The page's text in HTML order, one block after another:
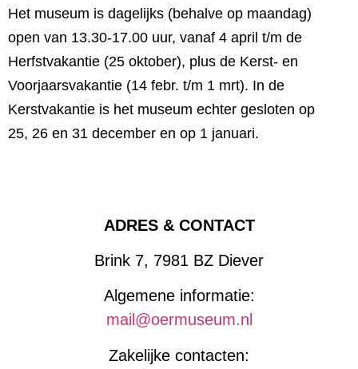
Het museum is dagelijks (behalve op maandag)
open van 13.30-17.00 uur, vanaf 4 april t/m de
Herfstvakantie (25 oktober), plus de Kerst- en
Voorjaarsvakantie (14 febr. t/m 1 mrt). In de
Kerstvakantie is het museum echter gesloten op
25, 26 en 31 december en op 1 januari.
ADRES & CONTACT
Brink 7, 7981 BZ Diever
Algemene informatie:
mail@oermuseum.nl
Zakelijke contacten: